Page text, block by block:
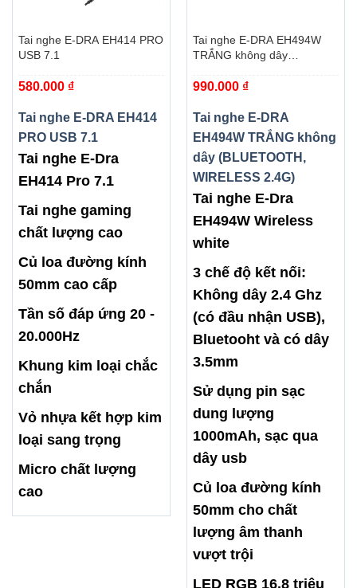
Tai nghe E-DRA EH414 PRO
USB 7.1
580.000 ₫
Tai nghe E-DRA EH414
PRO USB 7.1
Tai nghe E-Dra
EH414 Pro 7.1
Tai nghe gaming
chất lượng cao
Củ loa đường kính
50mm cao cấp
Tần số đáp ứng 20 -
20.000Hz
Khung kim loại chắc
chắn
Vỏ nhựa kết hợp kim
loại sang trọng
Micro chất lượng
cao
Tai nghe E-DRA EH494W
TRẮNG không dây
2.4G)
990.000 ₫
Tai nghe E-DRA
EH494W TRẮNG không
dây (BLUETOOTH,
WIRELESS 2.4G)
Tai nghe E-Dra
EH494W Wireless
white
3 chế độ kết nối:
Không dây 2.4 Ghz
(có đầu nhận USB),
Bluetooht và có dây
3.5mm
Sử dụng pin sạc
dung lượng
1000mAh, sạc qua
dây usb
Củ loa đường kính
50mm cho chất
lượng âm thanh
vượt trội
LED RGB 16.8 triệu